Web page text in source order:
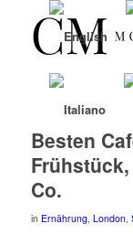
Besten
Co.
in Ernährung, London,